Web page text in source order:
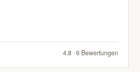
4.8 · 6 Bewertungen